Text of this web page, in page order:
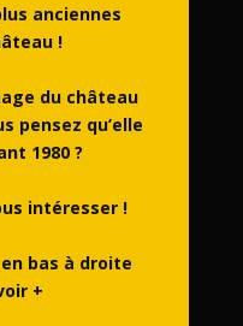
anciennes
!
du château
pensez qu’elle
1980 ?
intéresser !
bas à droite
+
pédagogiques